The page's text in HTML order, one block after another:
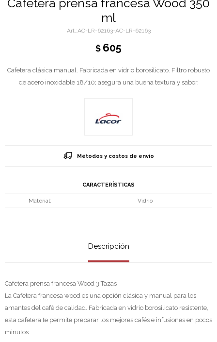
Cafetera prensa francesa Wood 350
ml
AC-LR-62163-AC-LR-62163
$ 605
Cafetera clásica manual. Fabricada en vidrio borosilicato. Filtro robusto
de acero inoxidable 18/10; asegura una buena textura y sabor.
Métodos y costos de envío
CARACTERÍSTICAS
Material Vidrio
Descripción
Cafetera prensa francesa Wood 3 Tazas
La Cafetera francesa wood es una opción clásica y manual para los
amantes del café de calidad. Fabricada en vidrio borosilicato resistente,
esta cafetera te permite preparar los mejores cafés e infusiones en pocos
minutos.